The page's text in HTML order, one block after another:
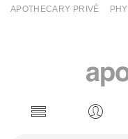
APOTHECARY PRIVÉ